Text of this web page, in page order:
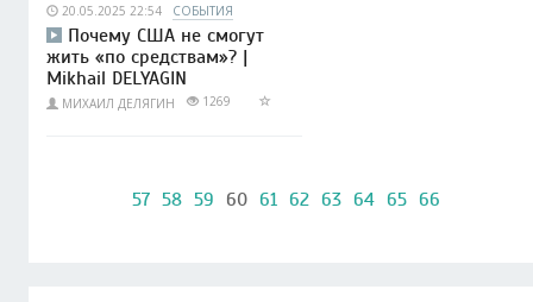
20.05.2025 22:54 СОБЫТИЯ
Почему США не смогут
жить «по средствам»? |
Mikhail DELYAGIN
МИХАИЛ ДЕЛЯГИН 1269
57 58 59 60 61 62 63 64 65 66